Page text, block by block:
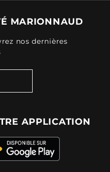
MARIONNAUD
nos dernières
APPLICATION